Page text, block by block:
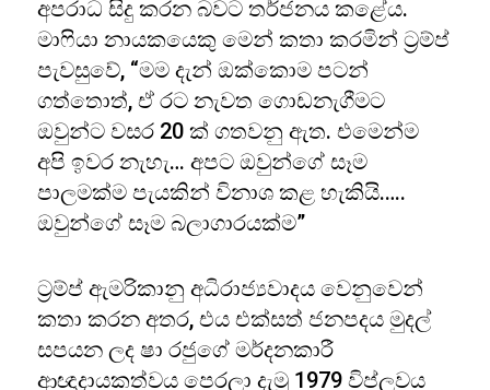
අපරාධ සිදු කරන බවට තර්ජනය කළේය.
මාෆියා නායකයෙකු මෙන් කතා කරමින් ට්‍රම්ප්
පැවසුවේ, “මම දැන් ඔක්කොම පටන්
ගත්තොත්, ඒ රට නැවත ගොඩනැගීමට
ඔවුන්ට වසර 20 ක් ගතවනු ඇත. එමෙන්ම
අපි ඉවර නැහැ… අපට ඔවුන්ගේ සෑම
පාලමක්ම පැයකින් විනාශ කළ හැකියි.….
ඔවුන්ගේ සෑම බලාගාරයක්ම”
ට්‍රම්ප් ඇමරිකානු අධිරාජ්‍යවාදය වෙනුවෙන්
කතා කරන අතර, එය එක්සත් ජනපදය මුදල්
සපයන ලද ෂා රජුගේ මර්දනකාරී
ආඥාදායකත්වය පෙරලා දැමූ 1979 විප්ලවය